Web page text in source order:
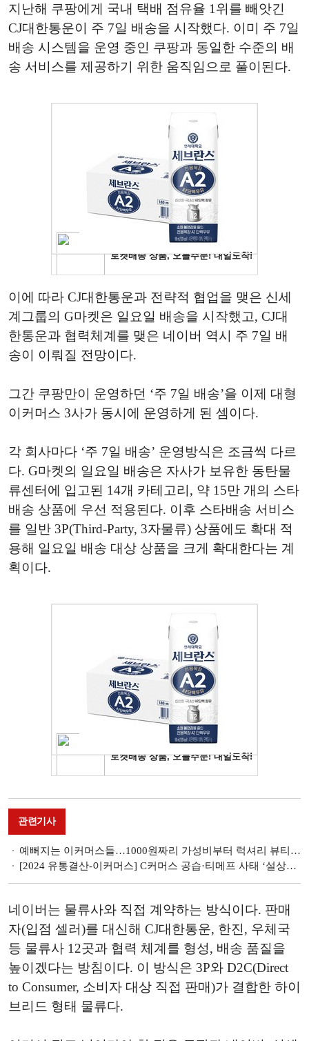
지난해 쿠팡에게 국내 택배 점유율 1위를 빼앗긴
CJ대한통운이 주 7일 배송을 시작했다. 이미 주 7일
배송 시스템을 운영 중인 쿠팡과 동일한 수준의 배
송 서비스를 제공하기 위한 움직임으로 풀이된다.
이에 따라 CJ대한통운과 전략적 협업을 맺은 신세
계그룹의 G마켓은 일요일 배송을 시작했고, CJ대
한통운과 협력체계를 맺은 네이버 역시 주 7일 배
송이 이뤄질 전망이다.
그간 쿠팡만이 운영하던 ‘주 7일 배송’을 이제 대형
이커머스 3사가 동시에 운영하게 된 셈이다.
각 회사마다 ‘주 7일 배송’ 운영방식은 조금씩 다르
다. G마켓의 일요일 배송은 자사가 보유한 동탄물
류센터에 입고된 14개 카테고리, 약 15만 개의 스타
배송 상품에 우선 적용된다. 이후 스타배송 서비스
를 일반 3P(Third-Party, 3자물류) 상품에도 확대 적
용해 일요일 배송 대상 상품을 크게 확대한다는 계
획이다.
관련기사
예뻐지는 이커머스들…1000원짜리 가성비부터 럭셔리 뷰티까지
[2024 유통결산-이커머스] C커머스 공습·티메프 사태 ‘설상가상’…쿠팡 ‘유아독존’
네이버는 물류사와 직접 계약하는 방식이다. 판매
자(입점 셀러)를 대신해 CJ대한통운, 한진, 우체국
등 물류사 12곳과 협력 체계를 형성, 배송 품질을
높이겠다는 방침이다. 이 방식은 3P와 D2C(Direct
to Consumer, 소비자 대상 직접 판매)가 결합한 하이
브리드 형태 물류다.